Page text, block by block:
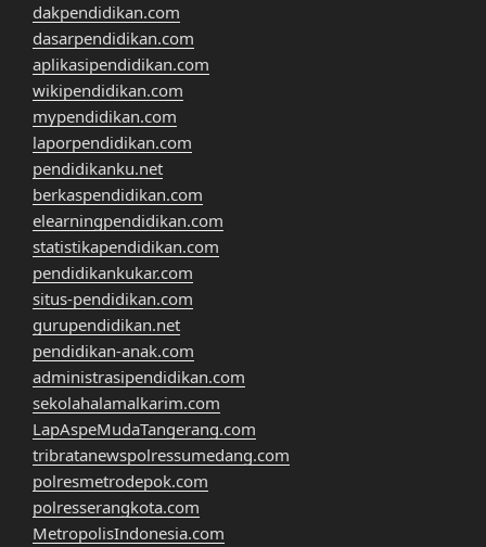
dakpendidikan.com
dasarpendidikan.com
aplikasipendidikan.com
wikipendidikan.com
mypendidikan.com
laporpendidikan.com
pendidikanku.net
berkaspendidikan.com
elearningpendidikan.com
statistikapendidikan.com
pendidikankukar.com
situs-pendidikan.com
gurupendidikan.net
pendidikan-anak.com
administrasipendidikan.com
sekolahalamalkarim.com
LapAspeMudaTangerang.com
tribratanewspolressumedang.com
polresmetrodepok.com
polresserangkota.com
MetropolisIndonesia.com